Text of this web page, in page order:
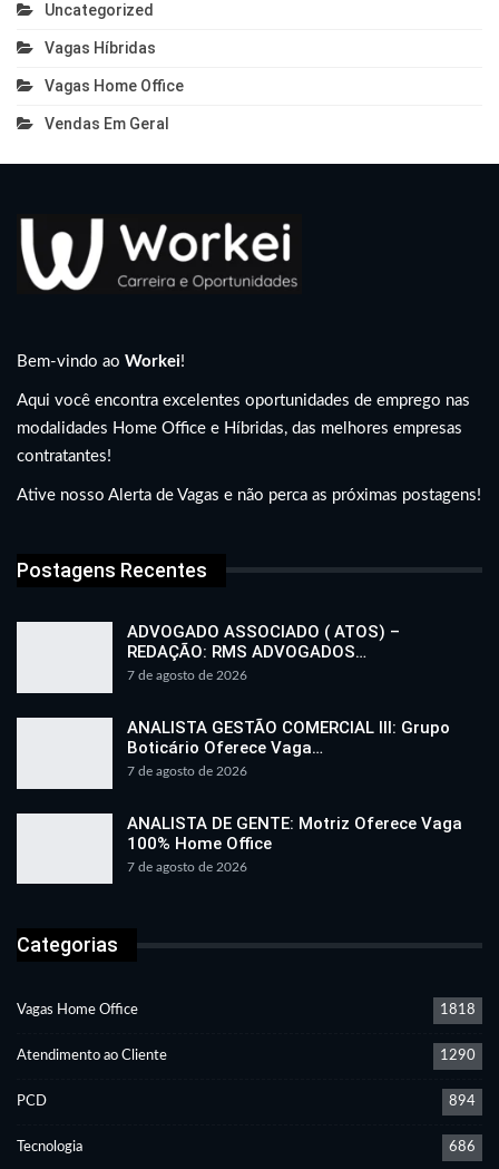
Uncategorized
Vagas Híbridas
Vagas Home Office
Vendas Em Geral
Bem-vindo ao Workei!
Aqui você encontra excelentes oportunidades de emprego nas
modalidades Home Office e Híbridas, das melhores empresas
contratantes!
Ative nosso Alerta de Vagas e não perca as próximas postagens!
Postagens Recentes
ADVOGADO ASSOCIADO ( ATOS) –
REDAÇÃO: RMS ADVOGADOS…
7 de agosto de 2026
ANALISTA GESTÃO COMERCIAL III: Grupo
Boticário Oferece Vaga…
7 de agosto de 2026
ANALISTA DE GENTE: Motriz Oferece Vaga
100% Home Office
7 de agosto de 2026
Categorias
Vagas Home Office 1818
Atendimento ao Cliente 1290
PCD 894
Tecnologia 686